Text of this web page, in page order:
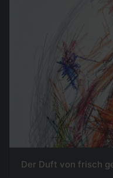
Der Duft von frisch